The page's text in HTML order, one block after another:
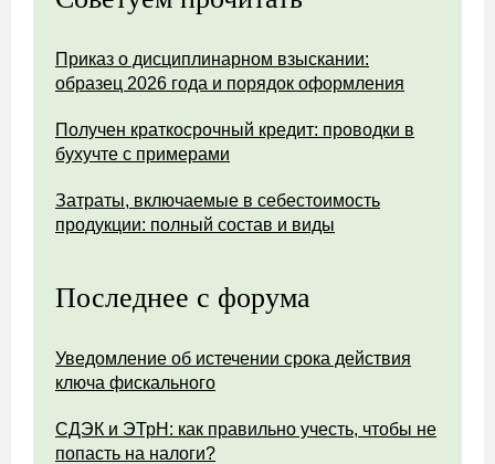
Приказ о дисциплинарном взыскании:
образец 2026 года и порядок оформления
Получен краткосрочный кредит: проводки в
бухучте с примерами
Затраты, включаемые в себестоимость
продукции: полный состав и виды
Последнее с форума
Уведомление об истечении срока действия
ключа фискального
СДЭК и ЭТрН: как правильно учесть, чтобы не
попасть на налоги?